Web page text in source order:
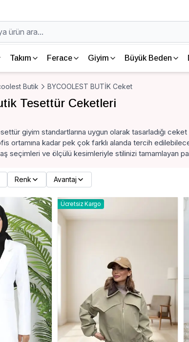
Takım Ferace Giyim Büyük Beden
Butik BYCOOLEST BUTİK Ceket
Tesettür Ceketleri
giyim standartlarına uygun olarak tasarladığı
ortamına kadar pek çok farklı alanda tercih
seçimleri ve ölçülü kesimleriyle stilinizi tamamlayan
Renk Avantaj
Ücretsiz Kargo